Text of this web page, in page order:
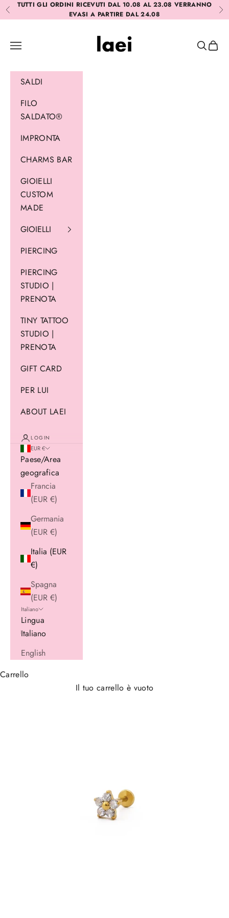
Vai al contenuto
Precedente
TUTTI GLI ORDINI RICEVUTI DAL 10.08 AL 23.08 VERRANNO
EVASI A PARTIRE DAL 24.08
Laei
Menù
Cerca
SALDI
FILO
SALDATO®
IMPRONTA
CHARMS BAR
GIOIELLI
CUSTOM
MADE
GIOIELLI
PIERCING
PIERCING
STUDIO |
PRENOTA
TINY TATTOO
STUDIO |
PRENOTA
GIFT CARD
PER LUI
ABOUT LAEI
LOGIN
EUR €
Paese/Area
geografica
Francia
(EUR €)
Germania
(EUR €)
Italia (EUR
€)
Spagna
(EUR €)
Italiano
Lingua
Italiano
English
Carrello
Il tuo carrello è vuoto